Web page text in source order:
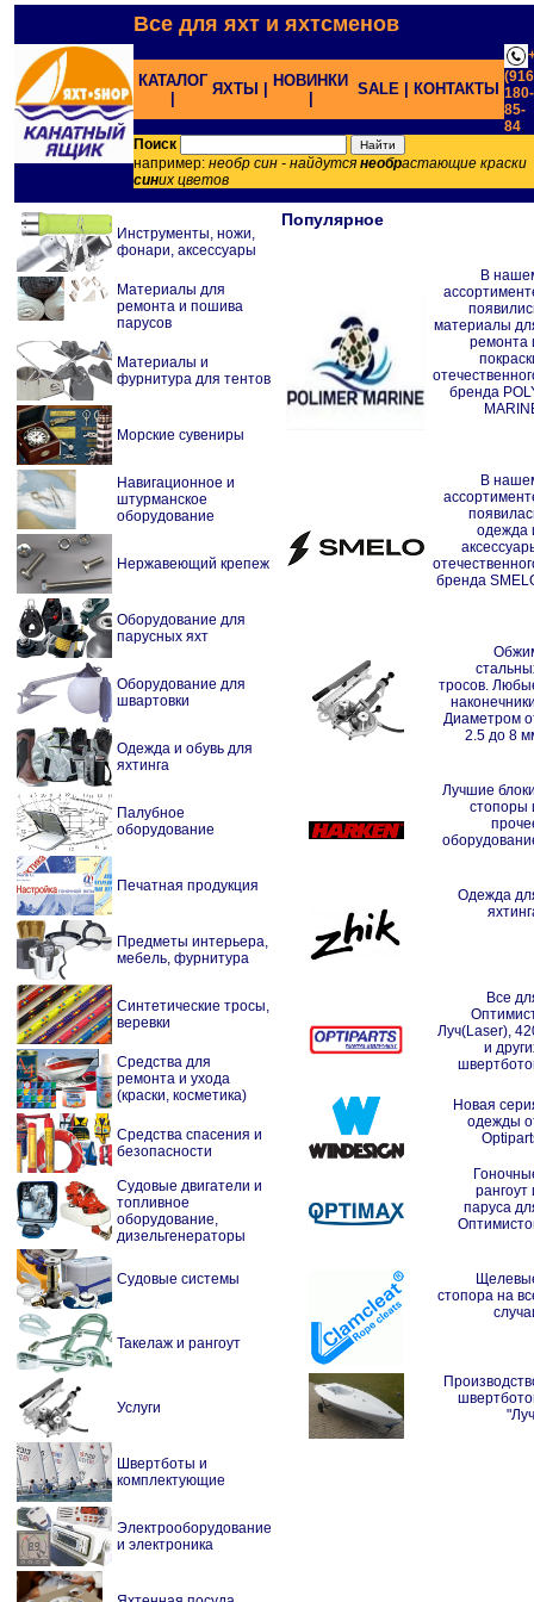
Все для яхт и яхтсменов
КАТАЛОГ ЯХТЫ |
НОВИНКИ
SALE | КОНТАКТЫ 180-
85-
84;
Поиск
например: необр син - найдутся необрастающие краски
синих цветов
Инструменты, ножи,
фонари, аксессуары
Материалы для
ремонта и пошива
парусов
Материалы и
фурнитура для тентов
Морские сувениры
Навигационное и
штурманское
оборудование
Нержавеющий крепеж
Оборудование для
парусных яхт
Оборудование для
швартовки
Одежда и обувь для
яхтинга
Палубное
оборудование
Печатная продукция
Предметы интерьера,
мебель, фурнитура
Синтетические тросы,
веревки
Средства для
ремонта и ухода
(краски, косметика)
Средства спасения и
безопасности
Судовые двигатели и
топливное
оборудование,
дизельгенераторы
Судовые системы
Такелаж и рангоут
Услуги
Швертботы и
комплектующие
Электрооборудование
и электроника
Популярное
В
материалы
ремонта
бренда
В
одежда
бренда
тросов.
Диаметром
2.5 до 8
Лучшие
стопоры
Одежда
Все
Луч(Laser),
и
Новая
одежды
рангоут
паруса
стопора на